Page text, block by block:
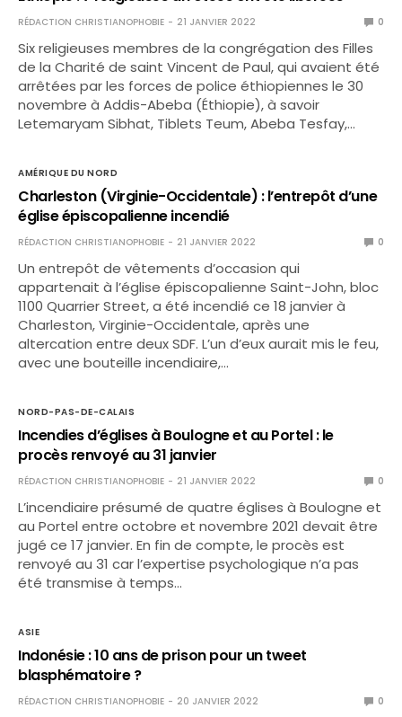
RÉDACTION CHRISTIANOPHOBIE 21 JANVIER 2022 0
Six religieuses membres de la congrégation des Filles
de la Charité de saint Vincent de Paul, qui avaient été
arrêtées par les forces de police éthiopiennes le 30
novembre à Addis-Abeba (Éthiopie), à savoir
Letemaryam Sibhat, Tiblets Teum, Abeba Tesfay,…
AMÉRIQUE DU NORD
Charleston (Virginie-Occidentale) : l’entrepôt d’une
église épiscopalienne incendié
RÉDACTION CHRISTIANOPHOBIE 21 JANVIER 2022 0
Un entrepôt de vêtements d’occasion qui
appartenait à l’église épiscopalienne Saint-John, bloc
1100 Quarrier Street, a été incendié ce 18 janvier à
Charleston, Virginie-Occidentale, après une
altercation entre deux SDF. L’un d’eux aurait mis le feu,
avec une bouteille incendiaire,…
NORD-PAS-DE-CALAIS
Incendies d’églises à Boulogne et au Portel : le
procès renvoyé au 31 janvier
RÉDACTION CHRISTIANOPHOBIE 21 JANVIER 2022 0
L’incendiaire présumé de quatre églises à Boulogne et
au Portel entre octobre et novembre 2021 devait être
jugé ce 17 janvier. En fin de compte, le procès est
renvoyé au 31 car l’expertise psychologique n’a pas
été transmise à temps…
ASIE
Indonésie : 10 ans de prison pour un tweet
blasphématoire ?
RÉDACTION CHRISTIANOPHOBIE 20 JANVIER 2022 0